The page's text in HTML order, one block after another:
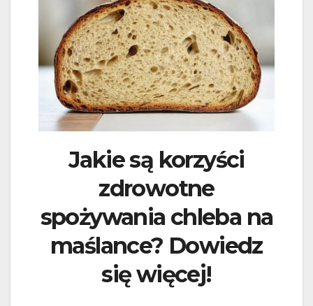
Jakie są korzyści
zdrowotne
spożywania chleba na
maślance? Dowiedz
się więcej!